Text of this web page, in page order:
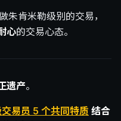
朱肯米勒级别的交易，
心的交易心态。
遗产。
易员 5 个共同特质 结合